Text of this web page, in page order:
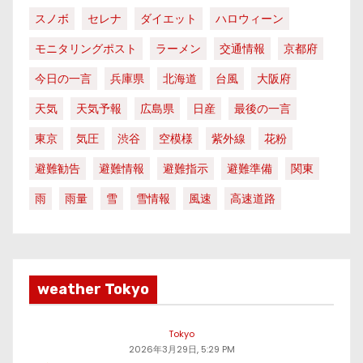
スノボ
セレナ ダイエット
ハロウィーン
モニタリングポスト
ラーメン 交通情報
京都府
今日の一言
兵庫県 北海道 台風
大阪府
天気
天気予報 広島県 日産
最後の一言
東京
気圧 渋谷 空模様 紫外線
花粉
避難勧告
避難情報 避難指示 避難準備
関東
雨
雨量 雪 雪情報 風速 高速道路
weather Tokyo
Tokyo
2026年3月29日, 5:29 PM